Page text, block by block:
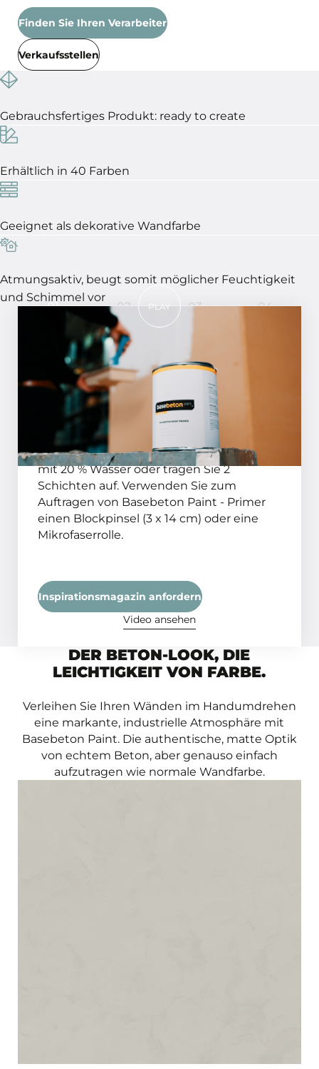
Finden Sie Ihren Verarbeiter
Verkaufsstellen
Gebrauchsfertiges Produkt: ready to create
Erhältlich in 40 Farben
Geeignet als dekorative Wandfarbe
Atmungsaktiv, beugt somit möglicher Feuchtigkeit
und Schimmel vor
PLAY
01 02 03 04
In 4 Schritten ein perfektes
Ergebnis!
SCHRITT 01
Grundieren Sie den Untergrund mit dem
Basebeton Paint - Primer. Haben Sie einen
saugfähigen Untergrund? Dann
verdünnen Sie Basebeton Paint - Primer
mit 20 % Wasser oder tragen Sie 2
Schichten auf. Verwenden Sie zum
Auftragen von Basebeton Paint - Primer
einen Blockpinsel (3 x 14 cm) oder eine
Mikrofaserrolle.
Inspirationsmagazin anfordern
Video ansehen
DER BETON-LOOK, DIE
LEICHTIGKEIT VON FARBE.
Verleihen Sie Ihren Wänden im Handumdrehen
eine markante, industrielle Atmosphäre mit
Basebeton Paint. Die authentische, matte Optik
von echtem Beton, aber genauso einfach
aufzutragen wie normale Wandfarbe.